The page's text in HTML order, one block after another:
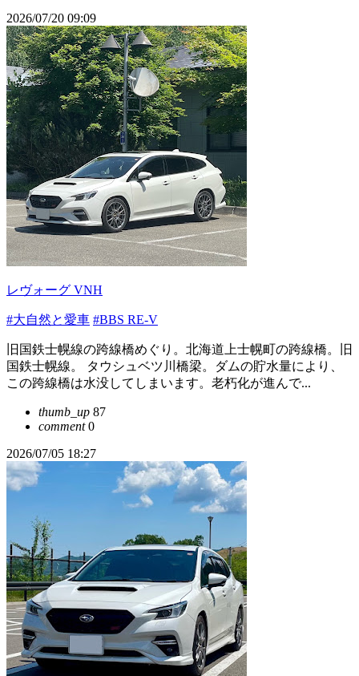
2026/07/20 09:09
レヴォーグ VNH
#大自然と愛車 #BBS RE-V
旧国鉄士幌線の跨線橋めぐり。北海道上士幌町の跨線橋。旧
国鉄士幌線。 タウシュベツ川橋梁。ダムの貯水量により、
この跨線橋は水没してしまいます。老朽化が進んで...
thumb_up 87
comment0
2026/07/05 18:27